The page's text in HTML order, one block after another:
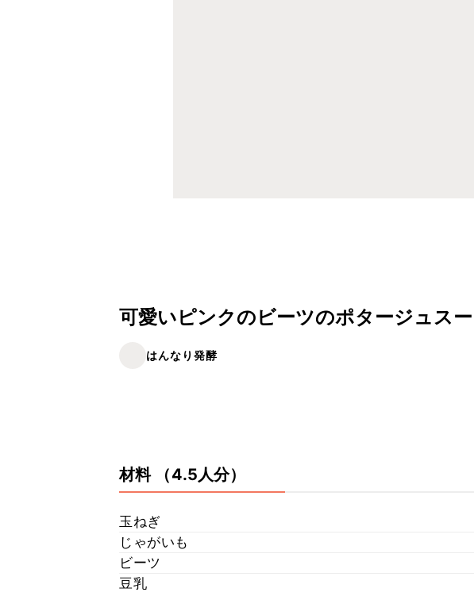
可愛いピンクのビーツのポタージュス
はんなり発酵
材料 （4.5人分）
玉ねぎ
じゃがいも
ビーツ
豆乳